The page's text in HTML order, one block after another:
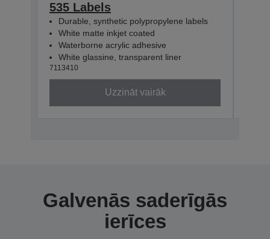
535 Labels
Durable, synthetic polypropylene labels
White matte inkjet coated
Waterborne acrylic adhesive
White glassine, transparent liner
7113410
Uzzināt vairāk
Galvenās saderīgās
ierīces